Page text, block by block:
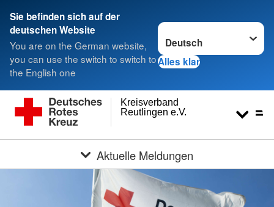
Sie befinden sich auf der
deutschen Website
You are on the German website,
you can use the switch to switch to
the English one
Sprache wechseln zu
Alles klar
Reutlingen e.V.
Kreisverband
Aktuelle Meldungen